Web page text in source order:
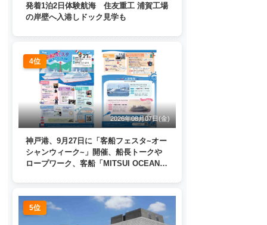
発着1泊2日体験航海 住友重工 浦賀工場
の岸壁へ入港しドック見学も
4位
2026年08月07日(金)
神戸港、9月27日に「客船フェスタ~オー
シャンウィーク~」開催、船長トークや
ロープワーク、客船「MITSUI OCEAN
5位